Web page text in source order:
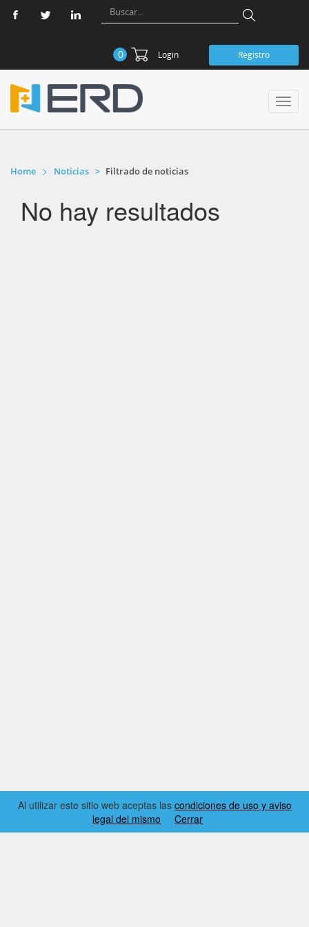
0 Login Registro
Home Noticias Filtrado de noticias
No hay resultados
Al utilizar este sitio web aceptas las condiciones de uso y aviso
legal del mismo
Cerrar